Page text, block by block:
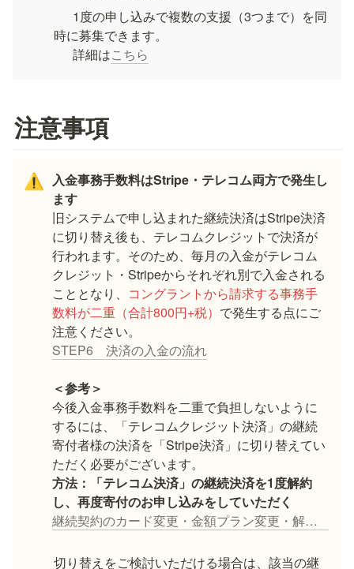
時に募集できます。
      詳細は
こちら
注意事項
⚠️
入金事務手数料はStripe・テレコム両方で発生し
旧システムで申し込まれた継続決済はStripe決済
に切り替え後も、テレコムクレジットで決済が
行われます。そのため、毎月の入金がテレコム
クレジット・Stripeからそれぞれ別で入金される
こととなり、 コングラントから請求する事務手
数料が二重（合計800円+税） で発生する点にご
STEP6 決済の入金の流れ
＜参考＞
今後入金事務手数料を二重で負担しないように
するには、「テレコムクレジット決済」の継続
寄付者様の決済を「Stripe決済」に切り替えてい
方法：「テレコム決済」の継続決済を1度解約
継続契約のカード変更・金額プラン変更・解約する
切り替えをご検討いただける場合は、該当の継